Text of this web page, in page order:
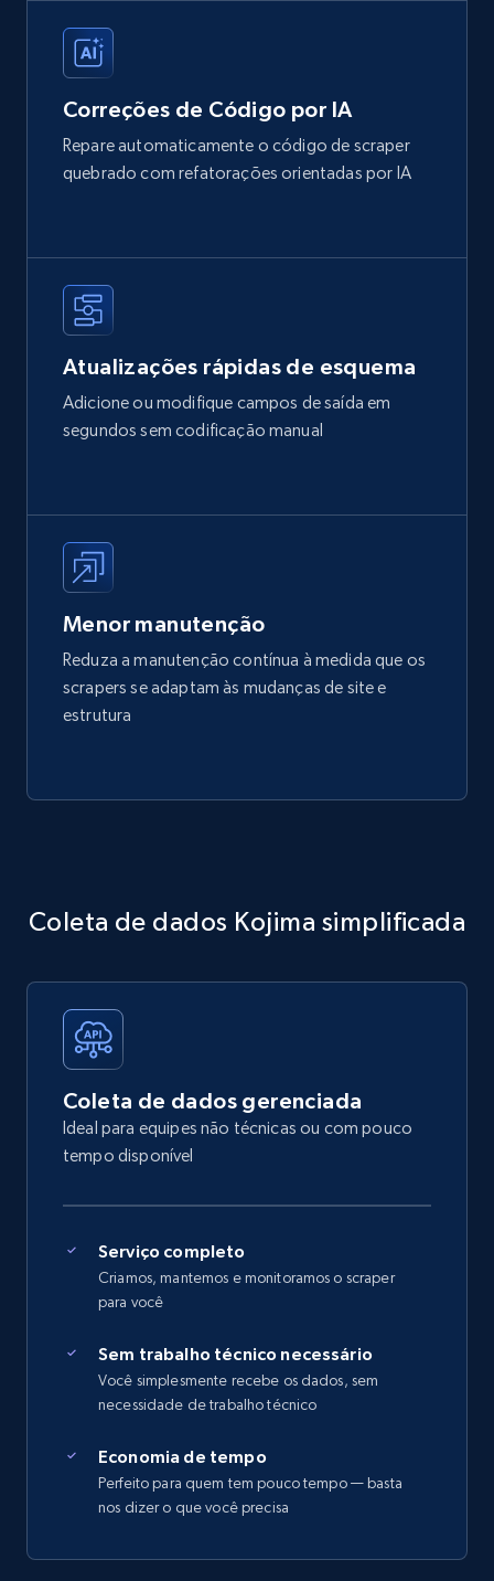
Correções de Código por IA
Repare automaticamente o código de scraper
quebrado com refatorações orientadas por IA
Atualizações rápidas de esquema
Adicione ou modifique campos de saída em
segundos sem codificação manual
Menor manutenção
Reduza a manutenção contínua à medida que os
scrapers se adaptam às mudanças de site e
estrutura
Coleta de dados Kojima simplificada
Coleta de dados gerenciada
Ideal para equipes não técnicas ou com pouco
tempo disponível
Serviço completo
Criamos, mantemos e monitoramos o scraper
para você
Sem trabalho técnico necessário
Você simplesmente recebe os dados, sem
necessidade de trabalho técnico
Economia de tempo
Perfeito para quem tem pouco tempo — basta
nos dizer o que você precisa